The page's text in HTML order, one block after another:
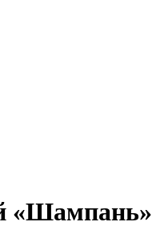
«Шампань»